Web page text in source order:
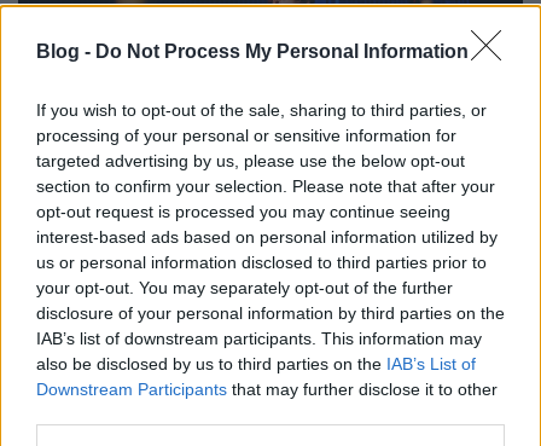
Blog - Do Not Process My Personal Information
If you wish to opt-out of the sale, sharing to third parties, or
processing of your personal or sensitive information for
targeted advertising by us, please use the below opt-out
section to confirm your selection. Please note that after your
opt-out request is processed you may continue seeing
interest-based ads based on personal information utilized by
us or personal information disclosed to third parties prior to
your opt-out. You may separately opt-out of the further
disclosure of your personal information by third parties on the
IAB’s list of downstream participants. This information may
also be disclosed by us to third parties on the IAB’s List of
Downstream Participants that may further disclose it to other
A technoalapokon nyugvóEvolving Caratsnál jut el az
utazás a dinamikus csúcspontjára, melynek a címe
is utal az építkező szerkezetére. Ezt csendesíti le az
albumot záróGarden of Peace, egy szóló-
zongoradarab, ahol „a felvételVajda Bence
munkája, és közreműködött még a szabadban arra
járó verőcei madárkórus”.